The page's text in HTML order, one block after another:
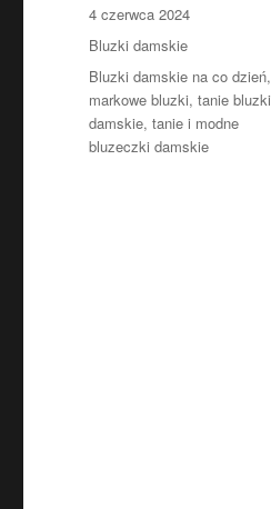
Opublikowano
4 czerwca 2024
Kategorie
Bluzki damskie
Tagi
Bluzki damskie na co dzień,
markowe bluzki,tanie bluzki
damskie,tanie i modne
bluzeczki damskie